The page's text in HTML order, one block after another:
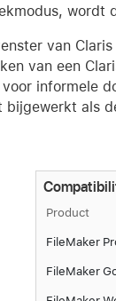
wordt
van
van een
informele
als
Product
FileMaker
FileMaker